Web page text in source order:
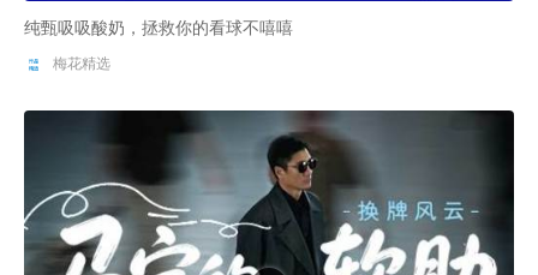
纯甄吸吸酸奶，拯救你的看球不嘻嘻
梅花精选